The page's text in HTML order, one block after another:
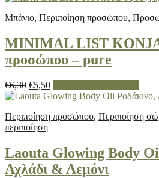
Μπάνιο, Περιποίηση προσώπου,
MINIMAL LIST
προσώπου – pure
€6,30 Original
price
€6,30.
€5,50Η
τρέχουσα
είναι:
Περιποίηση προσώπου, Περιποίηση
περιποίηση
Laouta Glowing Body
Αχλάδι & Λεμόνι